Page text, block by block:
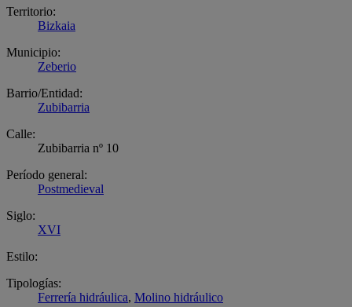
Territorio:
Bizkaia
Municipio:
Zeberio
Barrio/Entidad:
Zubibarria
Calle:
Zubibarria nº 10
Período general:
Postmedieval
Siglo:
XVI
Estilo:
Tipologías:
Ferrería hidráulica, Molino hidráulico